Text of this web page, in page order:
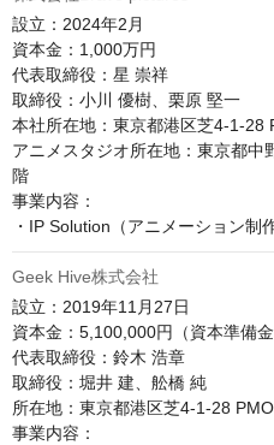
設立：2024年2月
資本金：1,000万円
代表取締役：星 崇祥
取締役：小川 優樹、栗原 堅一
本社所在地：東京都港区芝4-1-
アニメスタジオ所在地：東京都中
階
事業内容：
・IP Solution（アニメーション制
Geek Hive株式会社
設立：2019年11月27日
資本金：5,100,000円（資本準備金
代表取締役：鈴木 浩章
取締役：堀井 建、舩橋 純
所在地：東京都港区芝4-1-28
事業内容：